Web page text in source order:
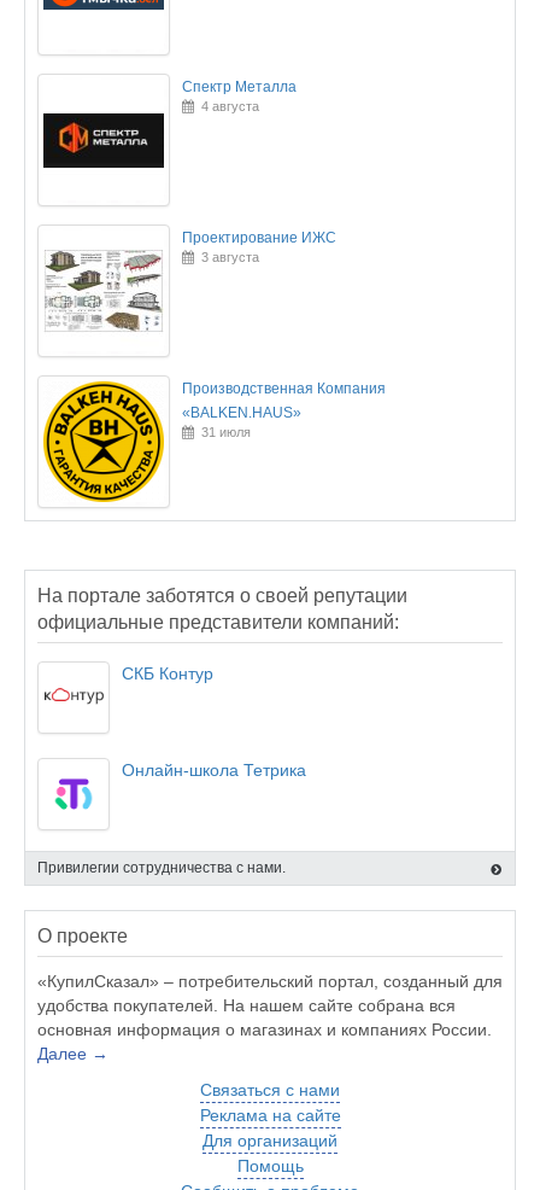
Спектр Металла
4 августа
Проектирование ИЖС
3 августа
Производственная Компания
«BALKEN.HAUS»
31 июля
На портале заботятся о своей репутации
официальные представители компаний:
СКБ Контур
Онлайн-школа Тетрика
Привилегии сотрудничества с нами.
О проекте
«КупилСказал» – потребительский портал, созданный для
удобства покупателей. На нашем сайте собрана вся
основная информация о магазинах и компаниях России.
Далее →
Связаться с нами
Реклама на сайте
Для организаций
Помощь